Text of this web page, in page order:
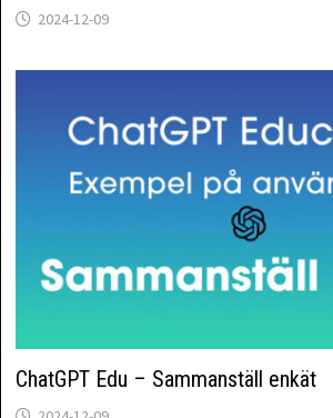
2024-12-09
ChatGPT Edu – Sammanställ enkät